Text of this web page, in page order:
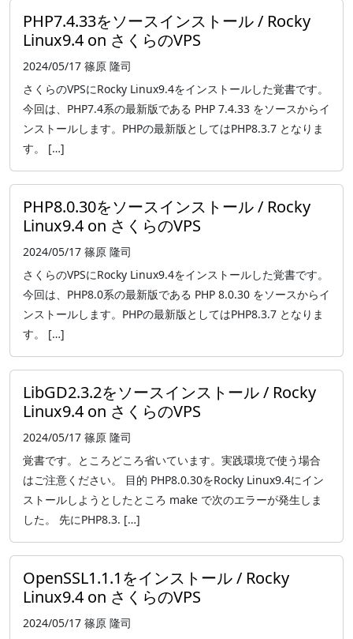
PHP7.4.33をソースインストール / Rocky
Linux9.4 on さくらのVPS
2024/05/17 篠原 隆司
さくらのVPSにRocky Linux9.4をインストールした覚書です。
今回は、PHP7.4系の最新版である PHP 7.4.33 をソースからイ
ンストールします。PHPの最新版としてはPHP8.3.7 となりま
す。 […]
PHP8.0.30をソースインストール / Rocky
Linux9.4 on さくらのVPS
2024/05/17 篠原 隆司
さくらのVPSにRocky Linux9.4をインストールした覚書です。
今回は、PHP8.0系の最新版である PHP 8.0.30 をソースからイ
ンストールします。PHPの最新版としてはPHP8.3.7 となりま
す。 […]
LibGD2.3.2をソースインストール / Rocky
Linux9.4 on さくらのVPS
2024/05/17 篠原 隆司
覚書です。ところどころ省いています。実践環境で使う場合
はご注意ください。 目的 PHP8.0.30をRocky Linux9.4にイン
ストールしようとしたところ make で次のエラーが発生しま
した。 先にPHP8.3. […]
OpenSSL1.1.1をインストール / Rocky
Linux9.4 on さくらのVPS
2024/05/17 篠原 隆司